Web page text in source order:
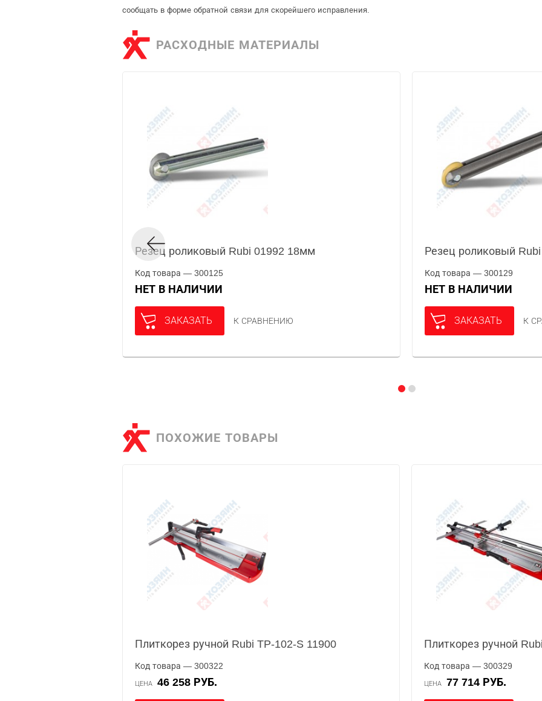
сообщать в форме обратной связи для скорейшего исправления.
РАСХОДНЫЕ МАТЕРИАЛЫ
Резец роликовый Rubi 01992 18мм
Код товара — 300125
НЕТ В НАЛИЧИИ
ЗАКАЗАТЬ К СРАВНЕНИЮ
Резец роликовый
Код товара — 300129
НЕТ В НАЛИЧИИ
ЗАКАЗАТЬ К
ПОХОЖИЕ ТОВАРЫ
Плиткорез ручной Rubi TP-102-S 11900
Код товара — 300322
ЦЕНА 46 258 РУБ.
Плиткорез ручной
Код товара — 300329
ЦЕНА 77 714 РУБ.